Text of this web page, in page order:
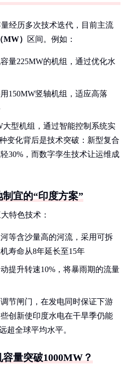
经历多次技术迭代，目前主流
MW） 区间。例如：
容量225MW的机组，通过优化水
150MW竖轴机组，适应高落
大型机组，通过智能控制系统实
变化背后是技术突破：新型复合
30%，而数字孪生技术让运维成
宜的“印度方案”
特色技术：
等含沙量高的河流，采用可拆
寿命从8年延长至15年
动提升转速10%，将暴雨期的流量
节闸门，在发电同时保证下游
创新使印度水电在干旱季仍能
超全球平均水平。
量突破1000MW？